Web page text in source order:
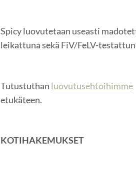
Spicy luovutetaan useasti
leikattuna sekä FiV/FeLV-
Tutustuthan luovutusehtoihimme
etukäteen.
KOTIHAKEMUKSET